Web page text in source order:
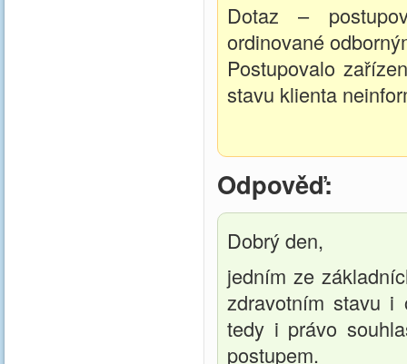
Dotaz –
ordinované
Postupovalo
stavu klienta
Odpověď:
Dobrý den,
jedním ze
zdravotním stavu i
tedy i právo
postupem.